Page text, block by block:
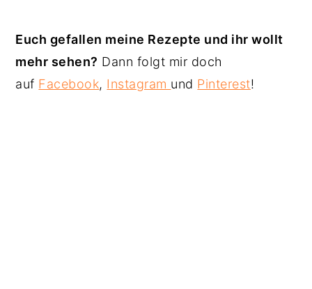
Euch gefallen meine Rezepte und ihr wollt
mehr sehen? Dann folgt mir doch
auf Facebook, Instagram und Pinterest!